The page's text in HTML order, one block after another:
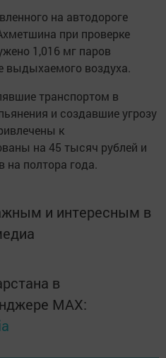
на автодороге
при проверке
1,016 мг паров
выдыхаемого воздуха.
транспортом в
и создавшие угрозу
к
на 45 тысяч рублей и
на полтора года.
и интересным в
в
MАХ: